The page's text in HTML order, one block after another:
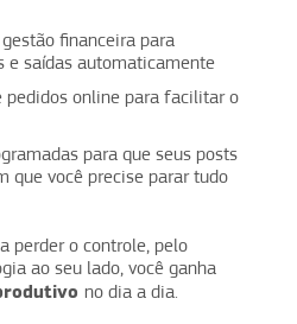
financeira para
e saídas automaticamente
pedidos online para facilitar o
para que seus posts
que você precise parar tudo
perder o controle, pelo
ao seu lado, você ganha
no dia a dia.